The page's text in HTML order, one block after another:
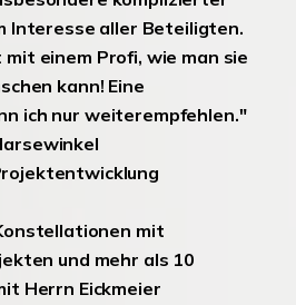
Interesse aller Beteiligten.
einem Profi, wie man sie
kann! Eine
ich nur weiterempfehlen."
mit
und mehr als 10
Herrn Eickmeier